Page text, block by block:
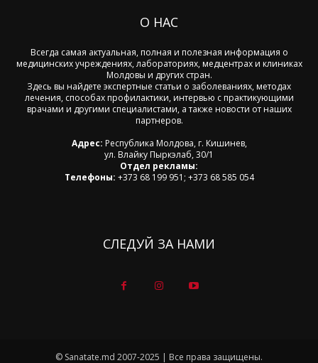
О НАС
Всегда самая актуальная, полная и полезная информация о
медицинских учреждениях, лабораториях, медцентрах и клиниках
Молдовы и других стран.
Здесь вы найдете экспертные статьи о заболеваниях, методах
лечения, способах профилактики, интервью с практикующими
врачами и другими специалистами, а также новости от наших
партнеров.
Адрес: Республика Молдова, г. Кишинев,
ул. Влайку Пыркэлаб, 30/1
Отдел рекламы:
Телефоны: +373 68 199 951; +373 68 585 054
СЛЕДУЙ ЗА НАМИ
© Sanatate.md 2007-2025 | Все права защищены.